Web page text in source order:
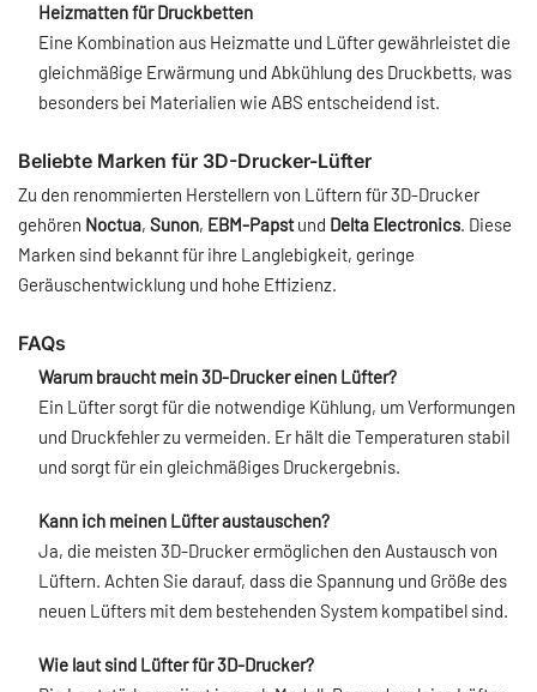
Heizmatten für Druckbetten
Eine Kombination aus Heizmatte und Lüfter gewährleistet die
gleichmäßige Erwärmung und Abkühlung des Druckbetts, was
besonders bei Materialien wie ABS entscheidend ist.
Beliebte Marken für 3D-Drucker-Lüfter
Zu den renommierten Herstellern von Lüftern für 3D-Drucker
gehören Noctua, Sunon, EBM-Papstund Delta Electronics. Diese
Marken sind bekannt für ihre Langlebigkeit, geringe
Geräuschentwicklung und hohe Effizienz.
FAQs
Warum braucht mein 3D-Drucker einen Lüfter?
Ein Lüfter sorgt für die notwendige Kühlung, um Verformungen
und Druckfehler zu vermeiden. Er hält die Temperaturen stabil
und sorgt für ein gleichmäßiges Druckergebnis.
Kann ich meinen Lüfter austauschen?
Ja, die meisten 3D-Drucker ermöglichen den Austausch von
Lüftern. Achten Sie darauf, dass die Spannung und Größe des
neuen Lüfters mit dem bestehenden System kompatibel sind.
Wie laut sind Lüfter für 3D-Drucker?